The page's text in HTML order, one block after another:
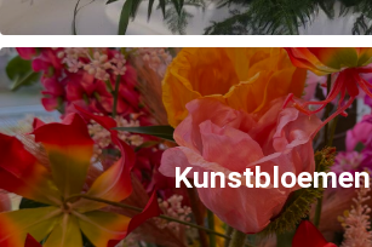
Kunstbloemen